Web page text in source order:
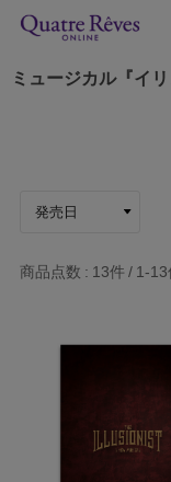
ミュージカル『イ
商品点数 13件 1-13